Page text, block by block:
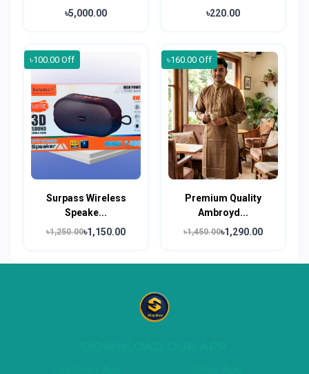
৳5,000.00
৳220.00
৳100.00 Off
Surpass Wireless
Speake...
৳1,250.00৳1,150.00
৳160.00 Off
Premium Quality
Ambroyd...
৳1,450.00৳1,290.00